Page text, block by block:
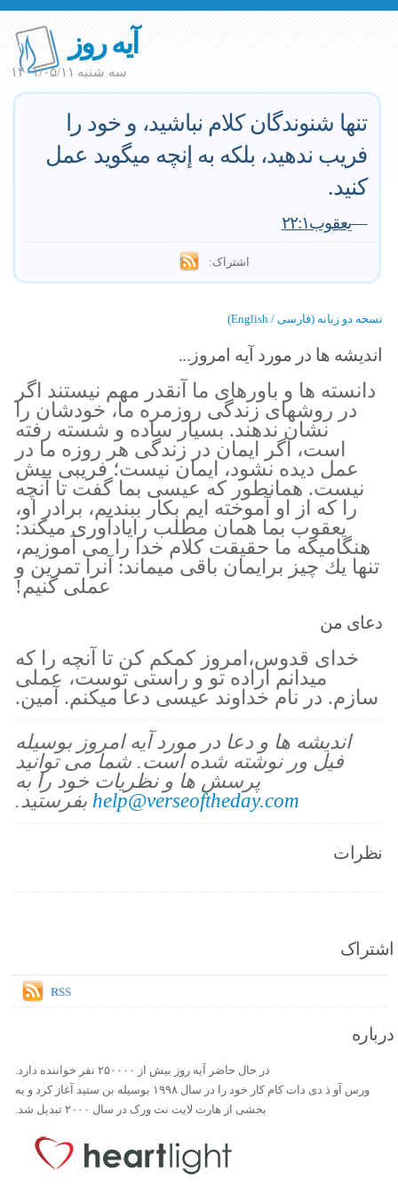
آیه روز
سه شنبه ۱۴۰۱/۰۵/۱۱
تنها شنوندگان كلام نباشيد، و خود را
فريب ندهيد، بلكه به إنچه ميگويد عمل
كنيد.
—يعقوب٢٢:١
اشتراک:
نسخه دو زبانه (فارسی / English)
اندیشه ها در مورد آیه امروز...
دانسته ها و باورهاى ما آنقدر مهم نيستند اگر
در روشهاى زندگى روزمره ما، خودشان را
نشان ندهند. بسيار ساده و شسته رفته
است، اگر ايمان در زندگى هر روزه ما در
عمل ديده نشود، ايمان نيست؛ فريبى بيش
نيست. همانطور كه عيسى بما گفت تا آنچه
را كه از او آموخته ايم بكار ببنديم، برادر او،
يعقوب بما همان مطلب رايادآورى ميكند:
هنگاميكه ما حقيقت كلام خدا را مى آموزيم،
تنها يك چيز برايمان باقى ميماند: آنرا تمرين و
عملى كنيم!
دعای من
خداى قدوس،امروز كمكم كن تا آنچه را كه
ميدانم اراده تو و راستى توست، عملى
سازم. در نام خداوند عيسى دعا ميكنم. آمين.
اندیشه ها و دعا در مورد آیه امروز بوسیله
فیل ور نوشته شده است. شما می توانید
پرسش ها و نظریات خود را به
help@verseoftheday.com بفرستید.
نظرات
اشتراک
RSS
درباره
در حال حاضر آیه روز بیش از ۲۵۰۰۰۰ نفر خواننده دارد.
ورس آو ذ دی دات کام کار خود را در سال ۱۹۹۸ بوسیله بن ستید آغاز کرد و به
بخشی از هارت لایت نت ورک در سال ۲۰۰۰ تبدیل شد.